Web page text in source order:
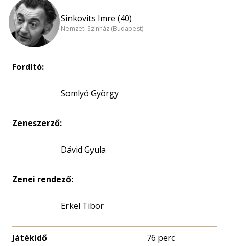
Sinkovits Imre (40)
Nemzeti Színház (Budapest)
Fordító:
Somlyó György
Zeneszerző:
Dávid Gyula
Zenei rendező:
Erkel Tibor
Játékidő 76 perc